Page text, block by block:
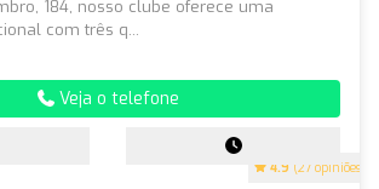
4.9 (27 opiniões)
184, nosso clube oferece uma
com três q...
Veja o telefone